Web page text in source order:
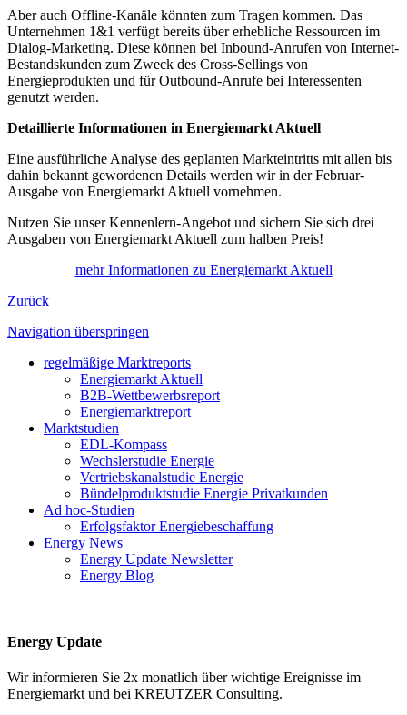
Aber auch Offline-Kanäle könnten zum Tragen kommen. Das
Unternehmen 1&1 verfügt bereits über erhebliche Ressourcen im
Dialog-Marketing. Diese können bei Inbound-Anrufen von Internet-
Bestandskunden zum Zweck des Cross-Sellings von
Energieprodukten und für Outbound-Anrufe bei Interessenten
genutzt werden.
Detaillierte Informationen in Energiemarkt Aktuell
Eine ausführliche Analyse des geplanten Markteintritts mit allen bis
dahin bekannt gewordenen Details werden wir in der Februar-
Ausgabe von Energiemarkt Aktuell vornehmen.
Nutzen Sie unser Kennenlern-Angebot und sichern Sie sich drei
Ausgaben von Energiemarkt Aktuell zum halben Preis!
mehr Informationen zu Energiemarkt Aktuell
Zurück
Navigation überspringen
regelmäßige Marktreports
Energiemarkt Aktuell
B2B-Wettbewerbsreport
Energiemarktreport
Marktstudien
EDL-Kompass
Wechslerstudie Energie
Vertriebskanalstudie Energie
Bündelproduktstudie Energie Privatkunden
Ad hoc-Studien
Erfolgsfaktor Energiebeschaffung
Energy News
Energy Update Newsletter
Energy Blog
Energy Update
Wir informieren Sie 2x monatlich über wichtige Ereignisse im
Energiemarkt und bei KREUTZER Consulting.